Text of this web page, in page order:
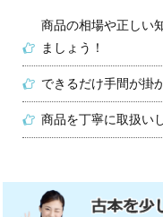
商品の相場や正しい
ましょう！
できるだけ手間が掛
商品を丁寧に取扱い